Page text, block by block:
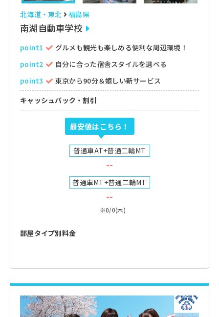
北海道・東北 福島県
南湖自動車学校
point1
グルメも観光も楽しめる便利な周辺環境！
point2
自分に合った宿舎スタイルを選べる
point3
東京から90分＆嬉しい新サービス
キャッシュバック・割引
最安値はこちら！
普通車AT+普通二輪MT
--
普通車MT+普通二輪MT
--
※0/0(木)
部屋タイプ別料金